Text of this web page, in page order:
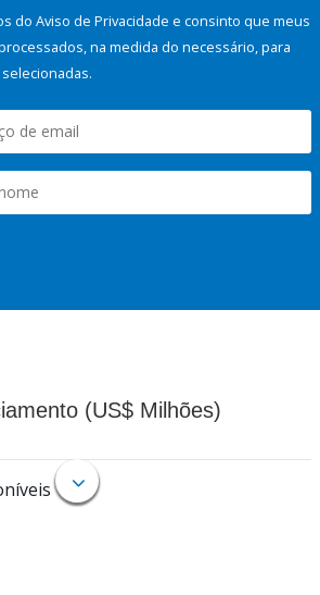
do Aviso de Privacidade e consinto que meus
na medida do necessário, para
(US$ Milhões)